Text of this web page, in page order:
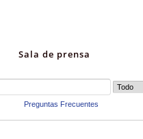
Sala de prensa
Preguntas Frecuentes